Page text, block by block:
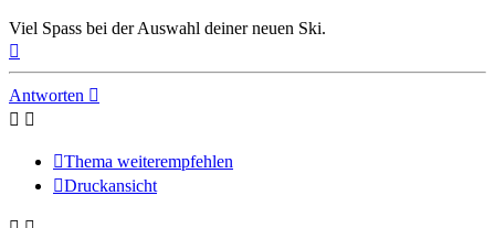
Viel Spass bei der Auswahl deiner neuen Ski.
Antworten
Thema weiterempfehlen
Druckansicht